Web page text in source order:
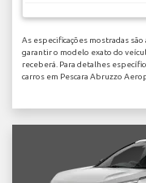
As especificações mostradas
garantir o modelo exato do
receberá. Para detalhes
carros em Pescara Abruzzo